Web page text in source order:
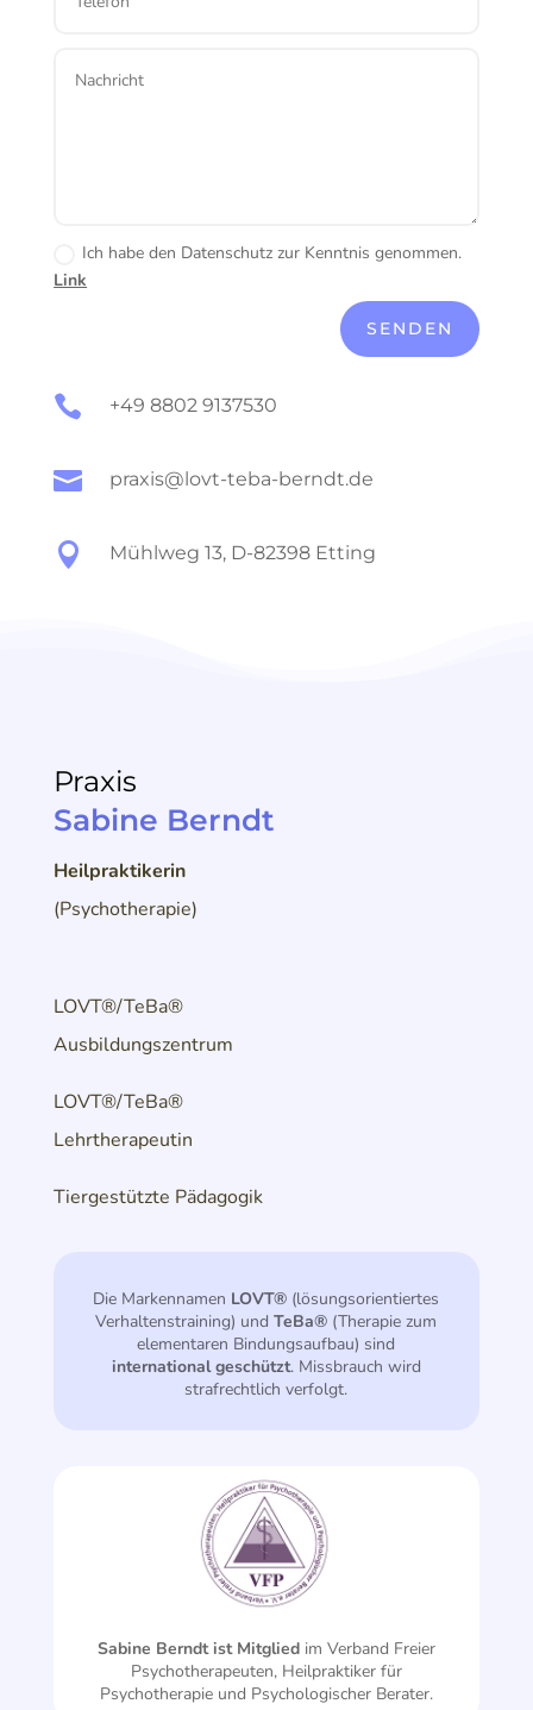
Ich habe den Datenschutz zur Kenntnis genommen.
Link
SENDEN
 +49 8802 9137530
 praxis@lovt-teba-berndt.de
 Mühlweg 13, D-82398 Etting
Praxis
Sabine Berndt
Heilpraktikerin
(Psychotherapie)
LOVT®/TeBa®
Ausbildungszentrum
LOVT®/TeBa®
Lehrtherapeutin
Tiergestützte Pädagogik
Die Markennamen LOVT® (lösungsorientiertes
Verhaltenstraining) undTeBa® (Therapie zum
elementaren Bindungsaufbau) sind
international geschützt. Missbrauch wird
strafrechtlich verfolgt.
Sabine Berndt ist Mitgliedim Verband Freier
Psycho­therapeuten, Heilpraktiker für
Psychotherapie und Psychologischer Berater.